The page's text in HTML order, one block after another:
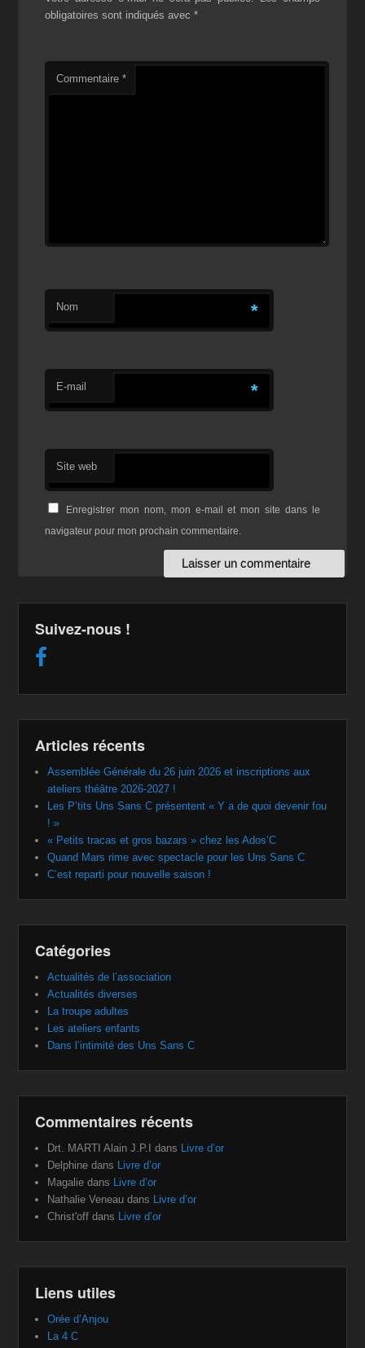
obligatoires sont indiqués avec*
Commentaire*
Nom *
E-mail *
Site web
Enregistrer mon nom, mon e-mail et mon site dans le
navigateur pour mon prochain commentaire.
Suivez-nous !
Articles récents
Assemblée Générale du 26 juin 2026 et inscriptions aux
ateliers théâtre 2026-2027 !
Les P’tits Uns Sans C présentent « Y a de quoi devenir fou
! »
« Petits tracas et gros bazars » chez les Ados’C
Quand Mars rime avec spectacle pour les Uns Sans C
C’est reparti pour nouvelle saison !
Catégories
Actualités de l’association
Actualités diverses
La troupe adultes
Les ateliers enfants
Dans l’intimité des Uns Sans C
Commentaires récents
Drt. MARTI Alain J.P.I dans Livre d’or
Delphine dans Livre d’or
Magalie dans Livre d’or
Nathalie Veneau dans Livre d’or
Christ'off dans Livre d’or
Liens utiles
Orée d’Anjou
La 4 C